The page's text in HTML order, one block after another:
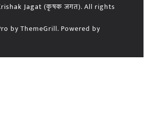
Jagat (कृषक जगत). All rights
by ThemeGrill. Powered by